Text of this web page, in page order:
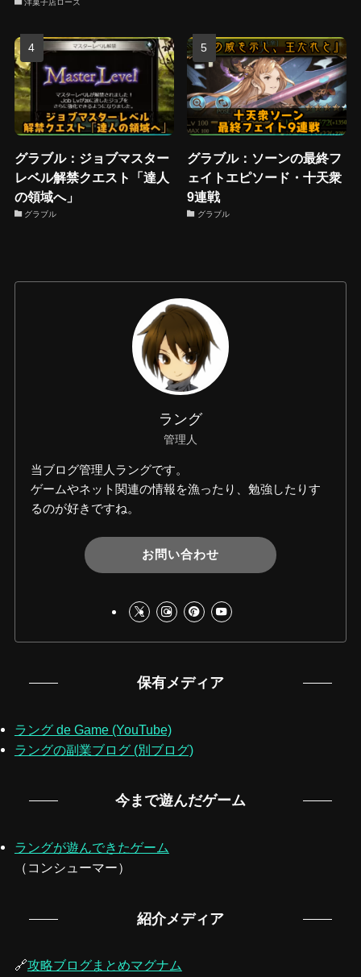
洋菓子店ローズ
グラブル：ジョブマスター
レベル解禁クエスト「達人
の領域へ」
グラブル
グラブル：ソーンの最終フ
ェイトエピソード・十天衆
9連戦
グラブル
ラング
管理人
当ブログ管理人ラングです。
ゲームやネット関連の情報を漁ったり、勉強したりす
るのが好きですね。
お問い合わせ
保有メディア
ラング de Game (YouTube)
ラングの副業ブログ (別ブログ)
今まで遊んだゲーム
ラングが遊んできたゲーム
（コンシューマー）
紹介メディア
🔗攻略ブログまとめマグナム